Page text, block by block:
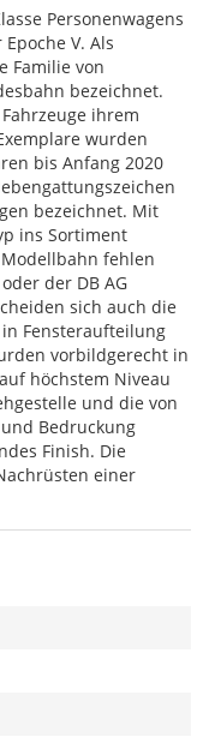
Personenwagens
V. Als
Familie von
bezeichnet.
ihrem
wurden
bis Anfang 2020
bezeichnet. Mit
ins Sortiment
fehlen
der DB AG
sich auch die
Fensteraufteilung
vorbildgerecht in
höchstem Niveau
und die von
Bedruckung
Finish. Die
einer